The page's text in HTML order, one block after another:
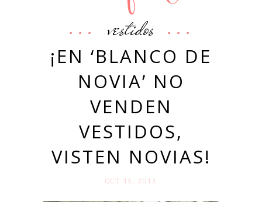
vestidos
¡EN ‘BLANCO DE
NOVIA’ NO
VENDEN
VESTIDOS,
VISTEN NOVIAS!
OCT 15. 2013